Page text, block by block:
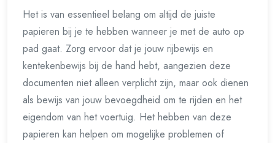
Het is van essentieel belang om altijd de juiste
papieren bij je te hebben wanneer je met de auto op
pad gaat. Zorg ervoor dat je jouw rijbewijs en
kentekenbewijs bij de hand hebt, aangezien deze
documenten niet alleen verplicht zijn, maar ook dienen
als bewijs van jouw bevoegdheid om te rijden en het
eigendom van het voertuig. Het hebben van deze
papieren kan helpen om mogelijke problemen of